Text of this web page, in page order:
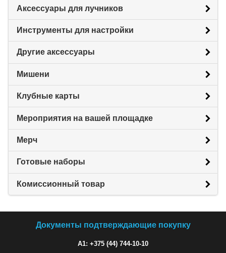
Аксессуары для лучников
Инструменты для настройки
Другие аксессуары
Мишени
Клубные карты
Мероприятия на вашей площадке
Мерч
Готовые наборы
Комиссионный товар
Документы подтверждающие покупку
A1: +375 (44) 744-10-10